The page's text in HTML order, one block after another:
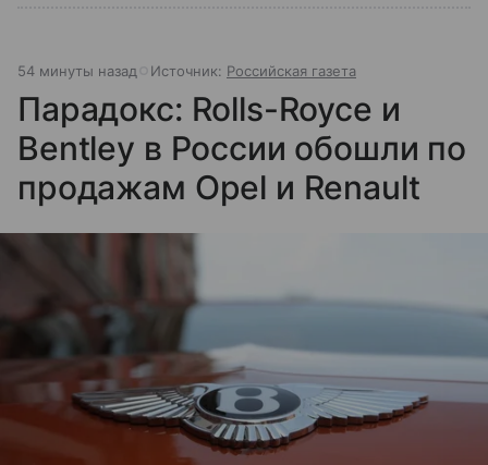
54 минуты назад Источник: Российская газета
Парадокс: Rolls-Royce и
Bentley в России обошли по
продажам Opel и Renault